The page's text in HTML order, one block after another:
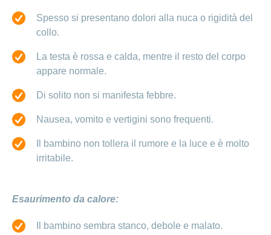
Spesso si presentano dolori alla nuca o rigidità del
collo.
La testa è rossa e calda, mentre il resto del corpo
appare normale.
Di solito non si manifesta febbre.
Nausea, vomito e vertigini sono frequenti.
Il bambino non tollera il rumore e la luce e è molto
irritabile.
Esaurimento da calore:
Il bambino sembra stanco, debole e malato.